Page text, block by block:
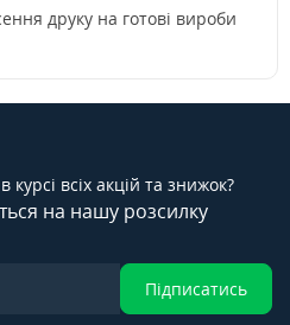
друку на готові вироби
курсі всіх акцій та знижок?
на нашу розсилку
Підписатись